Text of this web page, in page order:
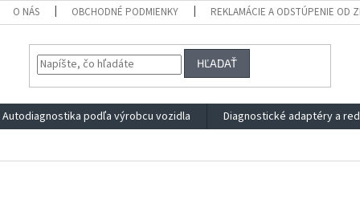
O NÁS OBCHODNÉ PODMIENKY REKLAMÁCIE A ODSTÚPENIE OD
HĽADAŤ
Autodiagnostika podľa výrobcu vozidla Diagnostické adaptéry a